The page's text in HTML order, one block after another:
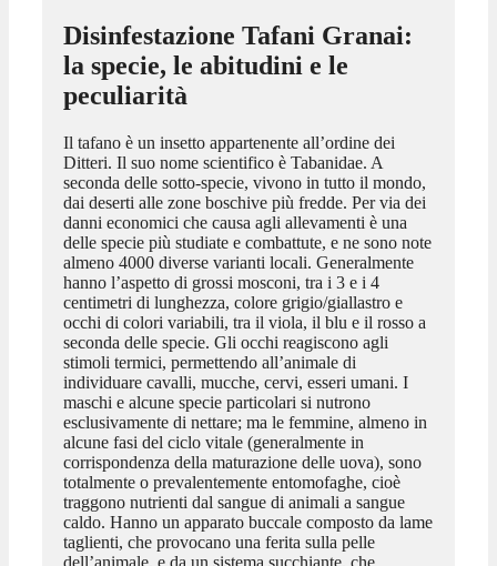
Disinfestazione Tafani Granai:
la specie, le abitudini e le
peculiarità
Il tafano è un insetto appartenente all’ordine dei
Ditteri. Il suo nome scientifico è Tabanidae. A
seconda delle sotto-specie, vivono in tutto il mondo,
dai deserti alle zone boschive più fredde. Per via dei
danni economici che causa agli allevamenti è una
delle specie più studiate e combattute, e ne sono note
almeno 4000 diverse varianti locali. Generalmente
hanno l’aspetto di grossi mosconi, tra i 3 e i 4
centimetri di lunghezza, colore grigio/giallastro e
occhi di colori variabili, tra il viola, il blu e il rosso a
seconda delle specie. Gli occhi reagiscono agli
stimoli termici, permettendo all’animale di
individuare cavalli, mucche, cervi, esseri umani. I
maschi e alcune specie particolari si nutrono
esclusivamente di nettare; ma le femmine, almeno in
alcune fasi del ciclo vitale (generalmente in
corrispondenza della maturazione delle uova), sono
totalmente o prevalentemente entomofaghe, cioè
traggono nutrienti dal sangue di animali a sangue
caldo. Hanno un apparato buccale composto da lame
taglienti, che provocano una ferita sulla pelle